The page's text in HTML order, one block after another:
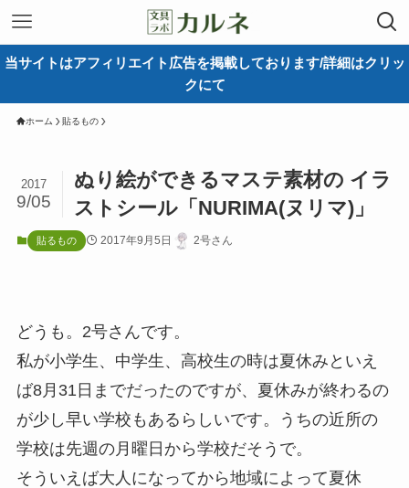
当サイトはアフィリエイト広告を掲載しております/詳細はクリッ
クにて
ホーム 貼るもの
ぬり絵ができるマステ素材の イラ
ストシール「NURIMA(ヌリマ)」
2017
9/05
貼るもの 2017年9月5日 2号さん
どうも。2号さんです。
私が小学生、中学生、高校生の時は夏休みといえ
ば8月31日までだったのですが、夏休みが終わるの
が少し早い学校もあるらしいです。うちの近所の
学校は先週の月曜日から学校だそうで。
そういえば大人になってから地域によって夏休